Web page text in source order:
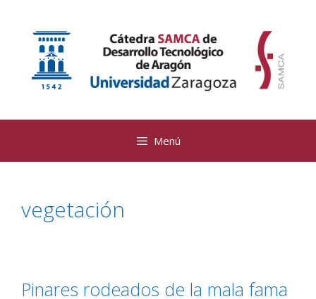
contenido
Menú
vegetación
Pinares rodeados de la mala fama